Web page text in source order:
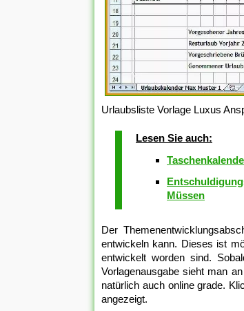
Urlaubsliste Vorlage Luxus
Lesen Sie auch:
Müssen
Der
entwickeln kann. Dieses ist
entwickelt worden sind.
Vorlagenausgabe sieht man
natürlich auch online grade.
angezeigt.